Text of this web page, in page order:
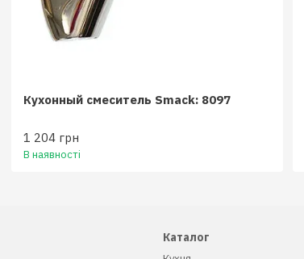
Кухонный смеситель Smack: 8097
1 204 грн
В наявності
Каталог